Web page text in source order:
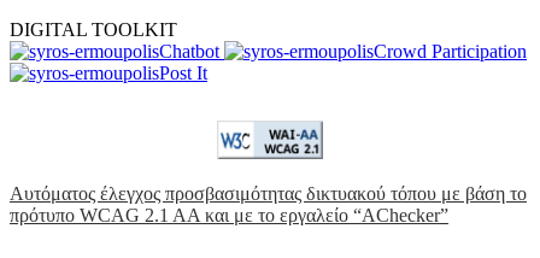
DIGITAL TOOLKIT
Chatbot
Crowd Participation
Post It
Αυτόματος έλεγχος προσβασιμότητας δικτυακού τόπου με βάση το
πρότυπο WCAG 2.1 AA και με το εργαλείο “AChecker”